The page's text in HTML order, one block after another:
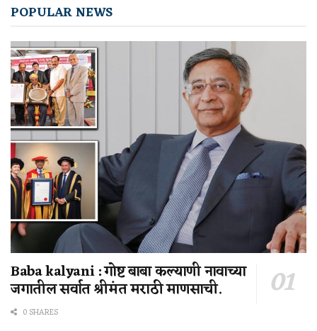
POPULAR NEWS
Baba kalyani : गोष्ट बाबा कल्याणी नावाच्या
जगातील सर्वात श्रीमंत मराठी माणसाची.
0 SHARES